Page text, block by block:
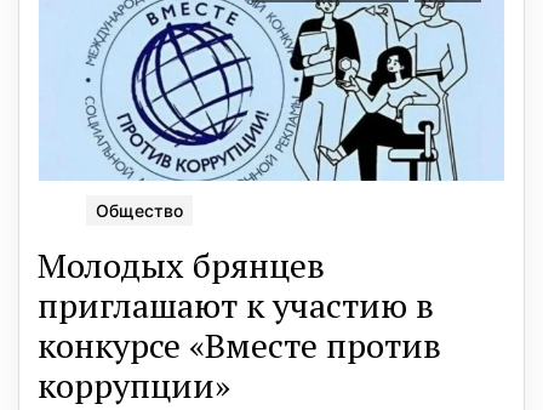
Общество
Молодых брянцев
приглашают к участию в
конкурсе «Вместе против
коррупции»